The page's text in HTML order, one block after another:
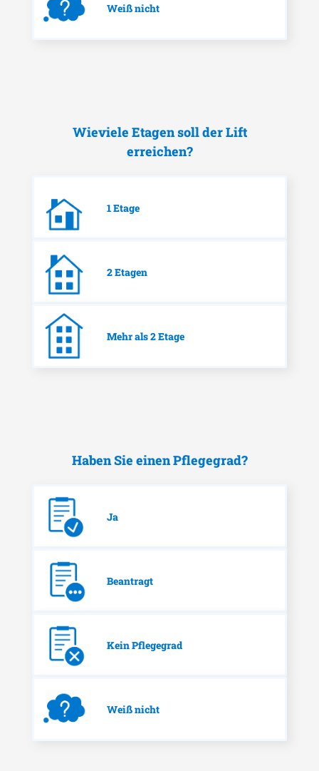
Weiß nicht
Wieviele Etagen soll der Lift
erreichen?
1 Etage
2 Etagen
Mehr als 2 Etage
Haben Sie einen Pflegegrad?
Ja
Beantragt
Kein Pflegegrad
Weiß nicht